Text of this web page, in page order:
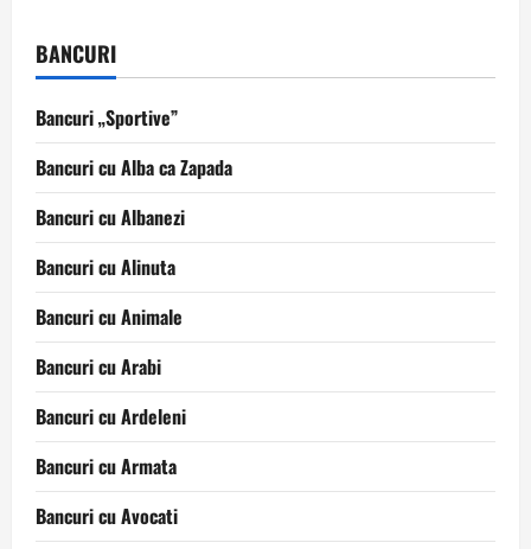
BANCURI
Bancuri „Sportive”
Bancuri cu Alba ca Zapada
Bancuri cu Albanezi
Bancuri cu Alinuta
Bancuri cu Animale
Bancuri cu Arabi
Bancuri cu Ardeleni
Bancuri cu Armata
Bancuri cu Avocati